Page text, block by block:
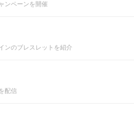
ンペーンを開催
ンのブレスレットを紹介
配信